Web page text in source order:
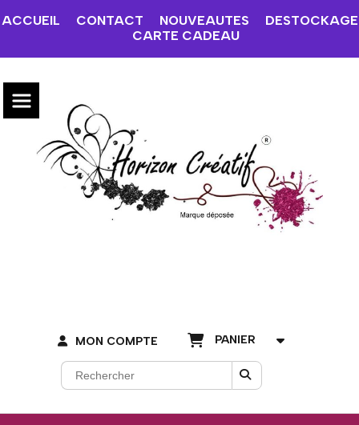
ACCUEIL CONTACT NOUVEAUTES
DESTOCKAGE
CARTE CADEAU
MON COMPTE PANIER